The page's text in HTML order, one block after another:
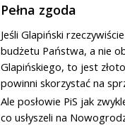
Pełna zgoda
Jeśli Glapiński
budżetu Państwa, a nie
Glapińskiego, to jest
powinni skorzystać na
Ale posłowie PiS jak
co usłyszeli na